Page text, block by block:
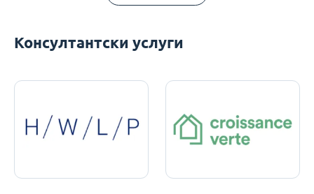
Консултантски услуги